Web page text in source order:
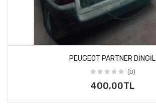
PEUGEOT PARTNER DINGIL
(0)
400,00TL